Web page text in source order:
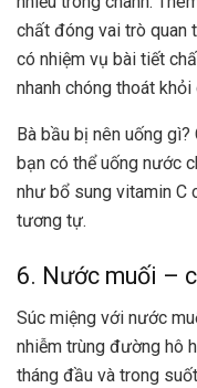
chất đóng vai trò quan
có nhiệm vụ bài tiết
nhanh chóng thoát khỏi
Bà bầu bị nên uống
bạn có thểuống nước
như bổ sung vitamin C
tương tự.
6. Nước muối –
Súc miệng với nước
nhiễm trùng đường hô
tháng đầu và trong